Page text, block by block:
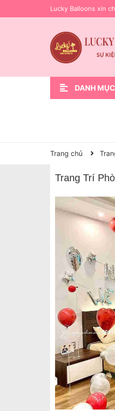
Lucky Balloons xin
DANH
Trang chủ
Trang Trí